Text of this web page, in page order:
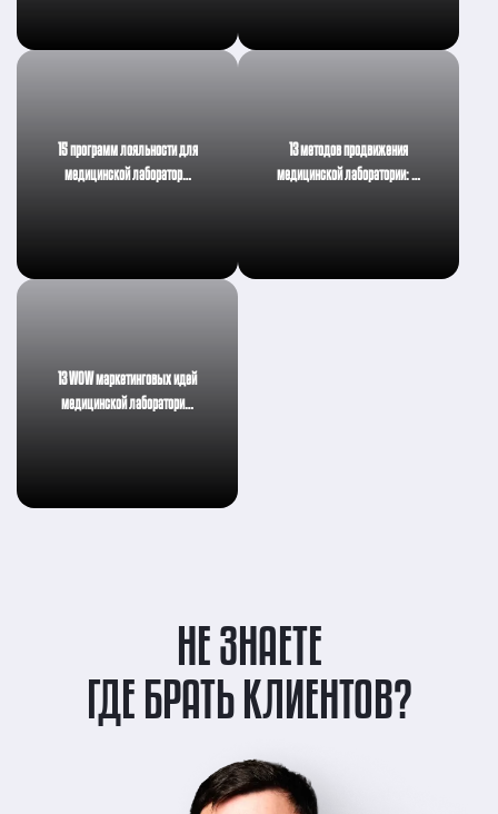
15 программ лояльности для
медицинской лаборатор…
13 методов продвижения
медицинской лаборатории: …
13 WOW маркетинговых идей
медицинской лаборатори…
ГДЕ БРАТЬ КЛИЕНТОВ?
НЕ ЗНАЕТЕ